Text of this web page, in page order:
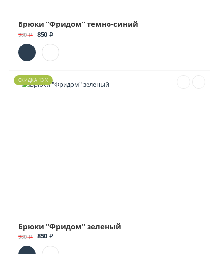
Брюки "Фридом" темно-синий
980 ₽ 850 ₽
СКИДКА 13 %
Брюки "Фридом" зеленый
980 ₽ 850 ₽